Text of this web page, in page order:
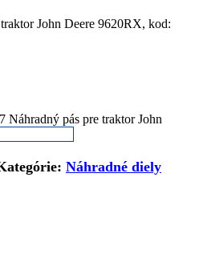
John Deere 9620RX, kod:
Náhradný pás pre traktor John
Náhradné diely